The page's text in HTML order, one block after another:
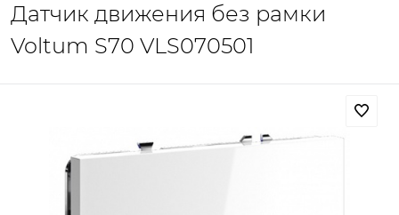
Датчик движения без рамки
Voltum S70 VLS070501